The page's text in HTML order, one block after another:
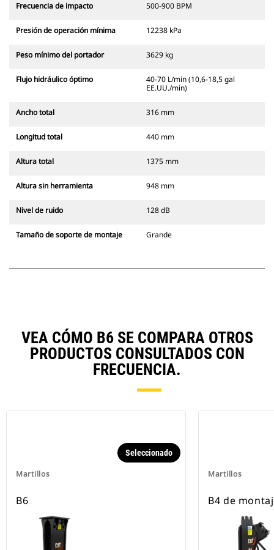
Frecuencia de impacto 500-900 BPM
Presión de operación mínima 12238 kPa
Peso mínimo del portador 3629 kg
Flujo hidráulico óptimo
40-70 L/min (10,6-18,5 gal
EE.UU./min)
Ancho total 316 mm
Longitud total 440 mm
Altura total 1375 mm
Altura sin herramienta 948 mm
Nivel de ruido 128 dB
Tamaño de soporte de montaje Grande
VEA CÓMO B6 SE COMPARA OTROS
PRODUCTOS CONSULTADOS CON
FRECUENCIA.
Martillos
Seleccionado
B6
Martillos
B4 de